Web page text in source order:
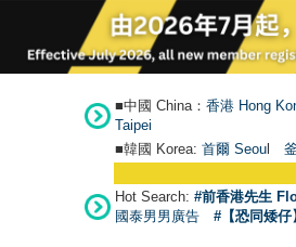
■中國 China： 香港 Hong
Taipei
■韓國 Korea: 首爾 Seoul
Hot Search: #前香港先生
國泰男男廣告
#【恐同矮仔